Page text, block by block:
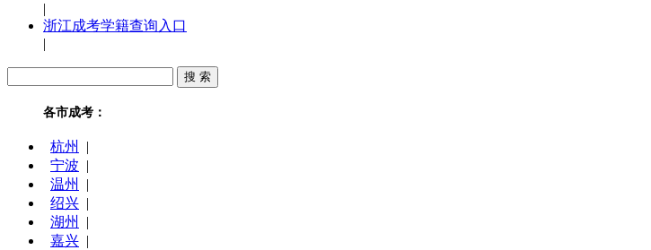
|
浙江成考学籍查询入口
|
各市成考：
杭州
|
宁波 |
温州
|
绍兴 |
湖州
|
嘉兴 |